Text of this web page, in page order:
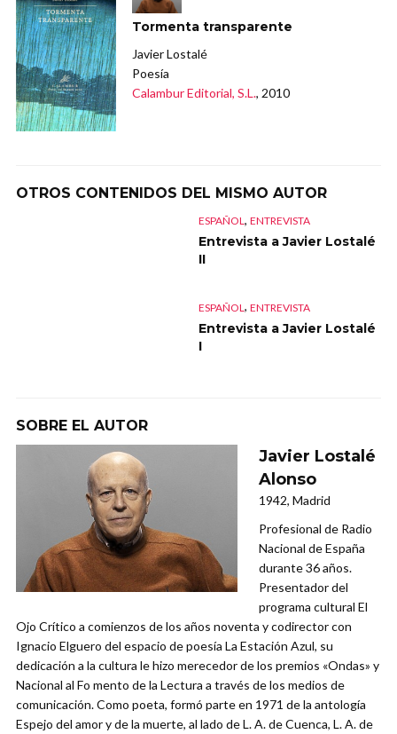
Tormenta transparente
Javier Lostalé
Poesía
Calambur Editorial, S.L., 2010
OTROS CONTENIDOS DEL MISMO AUTOR
ESPAÑOL, ENTREVISTA
Entrevista a Javier Lostalé
II
ESPAÑOL , ENTREVISTA
Entrevista a Javier Lostalé
I
SOBRE EL AUTOR
Javier Lostalé
Alonso
1942, Madrid
Profesional de Radio
Nacional de España
durante 36 años.
Presentador del
programa cultural El
Ojo Crítico a comienzos de los años noventa y codirector con
Ignacio Elguero del espacio de poesía La Estación Azul, su
dedicación a la cultura le hizo merecedor de los premios «Ondas» y
Nacional al Fo mento de la Lectura a través de los medios de
comunicación. Como poeta, formó parte en 1971 de la antología
Espejo del amor y de la muerte, al lado de L. A. de Cuenca, L. A. de